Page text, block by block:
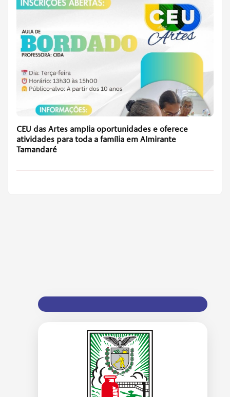
CEU das Artes amplia oportunidades e oferece
atividades para toda a família em Almirante
Tamandaré